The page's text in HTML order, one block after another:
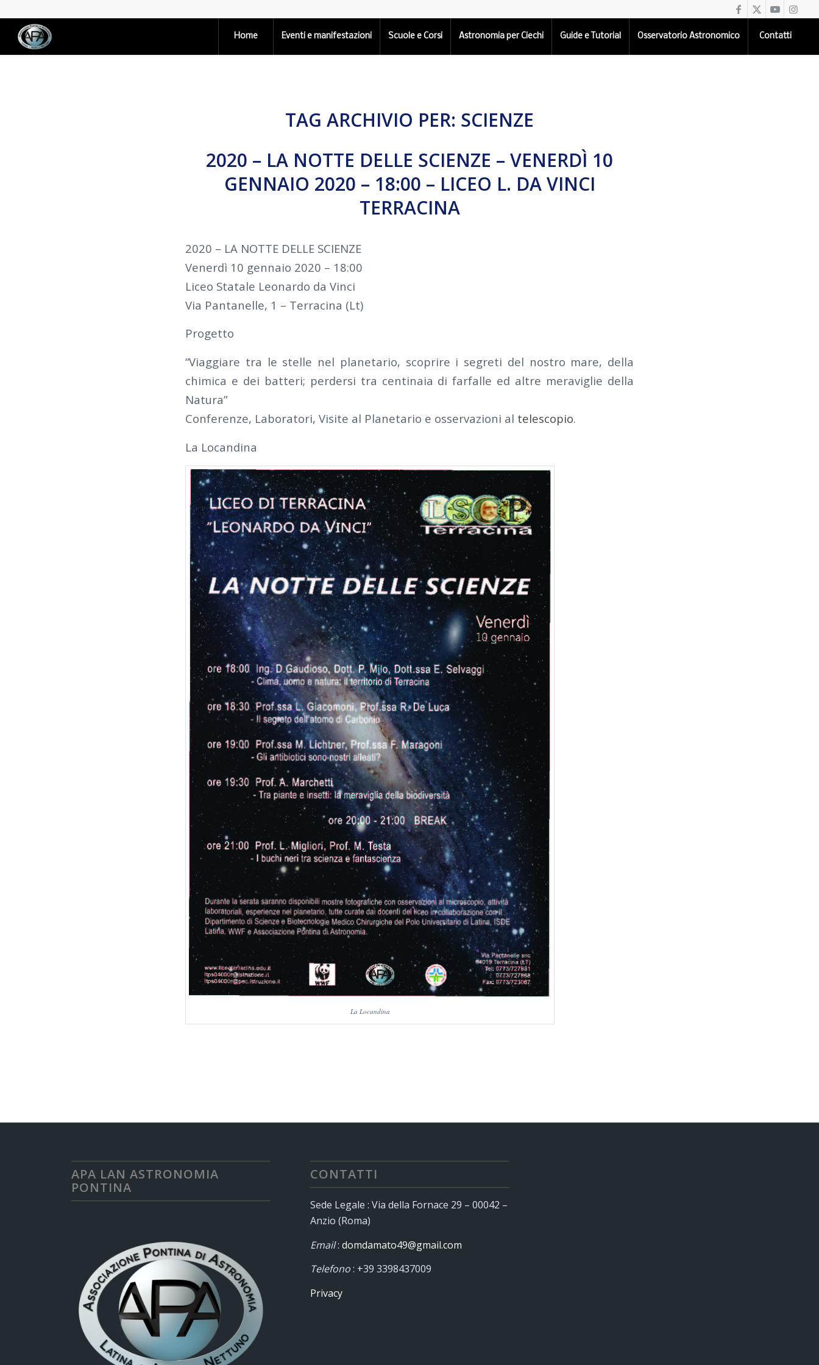
Home Eventi e manifestazioni Scuole e Corsi Astronomia per Ciechi Guide e Tutorial Osservatorio Astronomico Contatti
TAG ARCHIVIO PER: SCIENZE
2020 – LA NOTTE DELLE SCIENZE – VENERDÌ 10
GENNAIO 2020 – 18:00 – LICEO L. DA VINCI
TERRACINA
2020 – LA NOTTE DELLE SCIENZE
Venerdì 10 gennaio 2020 – 18:00
Liceo Statale Leonardo da Vinci
Via Pantanelle, 1 – Terracina (Lt)
Progetto
“Viaggiare tra le stelle nel planetario, scoprire i segreti del nostro mare, della
chimica e dei batteri; perdersi tra centinaia di farfalle ed altre meraviglie della
Natura”
Conferenze, Laboratori, Visite al Planetario e osservazioni al telescopio.
La Locandina
La Locandina
APA LAN ASTRONOMIA
PONTINA
CONTATTI
Sede Legale : Via della Fornace 29 – 00042 –
Anzio (Roma)
Email:domdamato49@gmail.com
Telefono: +39 3398437009
Privacy